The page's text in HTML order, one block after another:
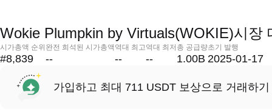
Wokie Plumpkin by Virtuals(WOKIE)시장
시가총액 순위
#8,839
완전 희석된 시가총액
--
역대 최고
--
역대 최저
--
총 공급량
1.00B
초기 발행
2025-01-17
가입하고 최대 711 USDT 보상으로 거래하기